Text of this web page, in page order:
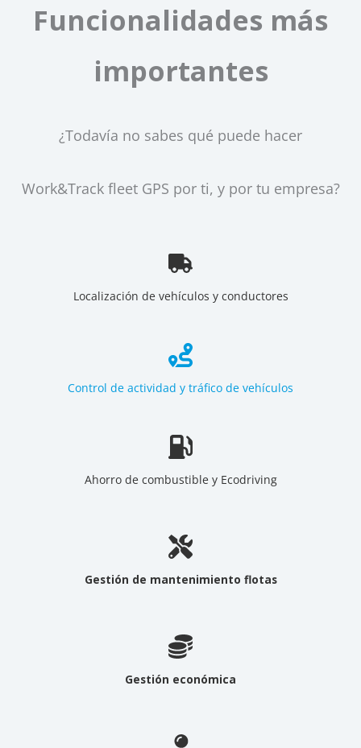
Funcionalidades más
importantes
¿Todavía no sabes qué puede hacer
Work&Track fleet GPS por ti, y por tu empresa?
Localización de vehículos y conductores
Control de actividad y tráfico de vehículos
Ahorro de combustible y Ecodriving
Gestión de mantenimiento flotas
Gestión económica